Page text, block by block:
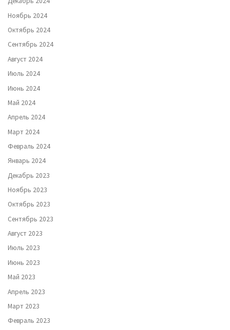
Ноябрь 2024
Октябрь 2024
Сентябрь 2024
Август 2024
Июль 2024
Июнь 2024
Май 2024
Апрель 2024
Март 2024
Февраль 2024
Январь 2024
Декабрь 2023
Ноябрь 2023
Октябрь 2023
Сентябрь 2023
Август 2023
Июль 2023
Июнь 2023
Май 2023
Апрель 2023
Март 2023
Февраль 2023